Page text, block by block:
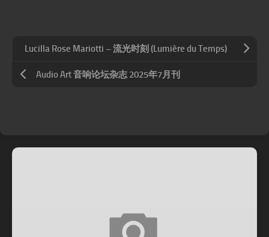
Lucilla Rose Mariotti – 流光时刻 (Lumière du Temps)
Audio Art 音响论坛杂志 2025年7月刊